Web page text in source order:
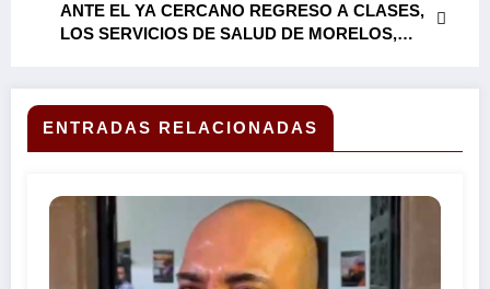
ANTE EL YA CERCANO REGRESO A CLASES,
LOS SERVICIOS DE SALUD DE MORELOS,
ENTRADAS RELACIONADAS